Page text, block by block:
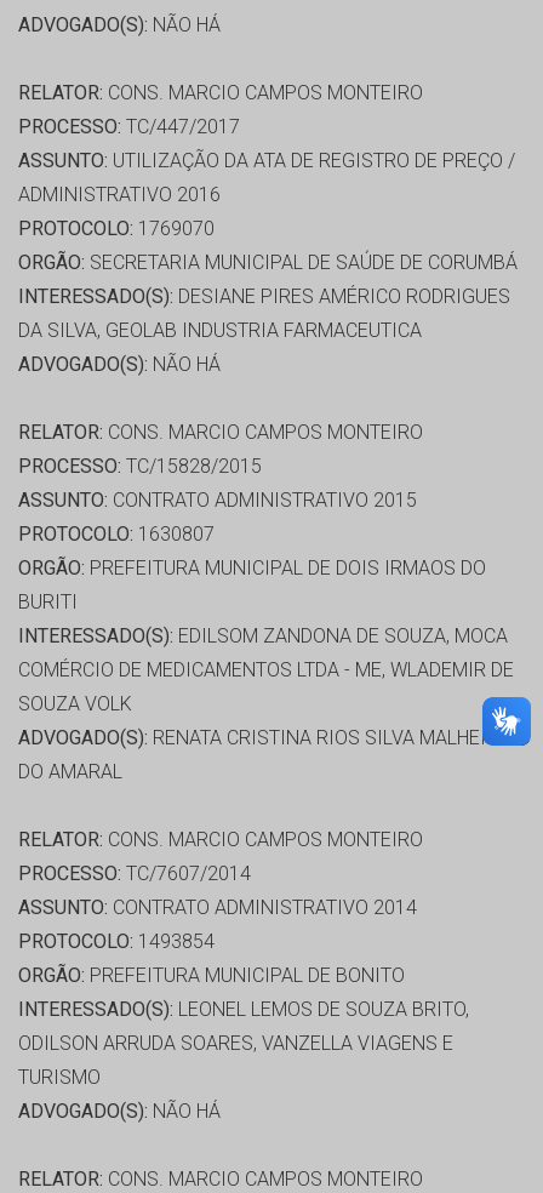
ADVOGADO(S): NÃO HÁ
RELATOR: CONS. MARCIO CAMPOS MONTEIRO
PROCESSO: TC/447/2017
ASSUNTO: UTILIZAÇÃO DA ATA DE REGISTRO DE PREÇO /
ADMINISTRATIVO 2016
PROTOCOLO: 1769070
ORGÃO: SECRETARIA MUNICIPAL DE SAÚDE DE CORUMBÁ
INTERESSADO(S): DESIANE PIRES AMÉRICO RODRIGUES
DA SILVA, GEOLAB INDUSTRIA FARMACEUTICA
ADVOGADO(S): NÃO HÁ
RELATOR: CONS. MARCIO CAMPOS MONTEIRO
PROCESSO: TC/15828/2015
ASSUNTO: CONTRATO ADMINISTRATIVO 2015
PROTOCOLO: 1630807
ORGÃO: PREFEITURA MUNICIPAL DE DOIS IRMAOS DO
BURITI
INTERESSADO(S): EDILSOM ZANDONA DE SOUZA, MOCA
COMÉRCIO DE MEDICAMENTOS LTDA - ME, WLADEMIR DE
SOUZA VOLK
ADVOGADO(S): RENATA CRISTINA RIOS SILVA MALHEIROS
DO AMARAL
RELATOR: CONS. MARCIO CAMPOS MONTEIRO
PROCESSO: TC/7607/2014
ASSUNTO: CONTRATO ADMINISTRATIVO 2014
PROTOCOLO: 1493854
ORGÃO: PREFEITURA MUNICIPAL DE BONITO
INTERESSADO(S): LEONEL LEMOS DE SOUZA BRITO,
ODILSON ARRUDA SOARES, VANZELLA VIAGENS E
TURISMO
ADVOGADO(S): NÃO HÁ
RELATOR: CONS. MARCIO CAMPOS MONTEIRO